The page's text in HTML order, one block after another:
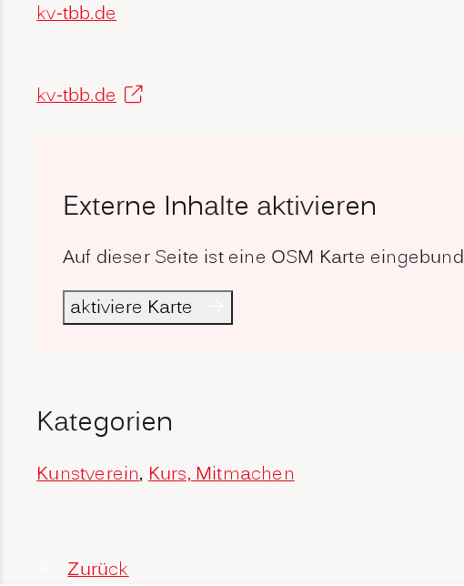
kv-tbb.de
kv-tbb.de
Externe Inhalte aktivieren
Auf dieser Seite ist eine OSM Karte
aktiviere Karte
Kategorien
Kunstverein,Kurs, Mitmachen
Zurück